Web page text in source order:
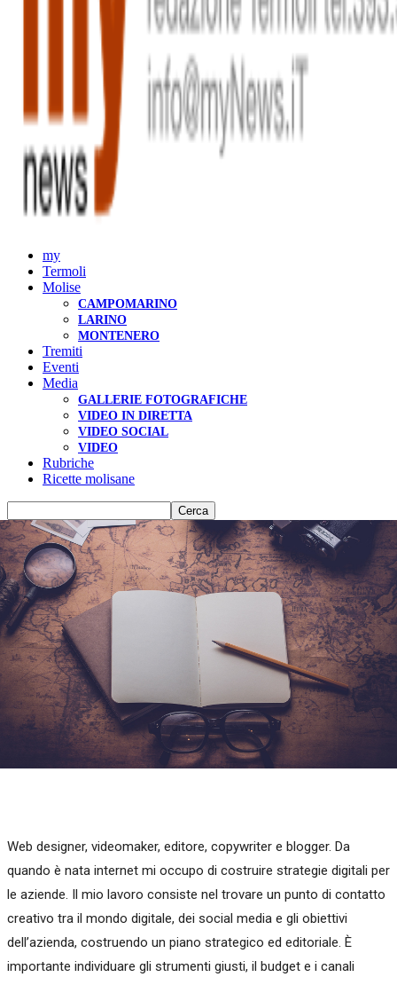
my
Termoli
Molise
CAMPOMARINO
LARINO
MONTENERO
Tremiti
Eventi
Media
GALLERIE FOTOGRAFICHE
VIDEO IN DIRETTA
VIDEO SOCIAL
VIDEO
Rubriche
Ricette molisane
Web designer, videomaker, editore, copywriter e blogger. Da
quando è nata internet mi occupo di costruire strategie digitali per
le aziende. Il mio lavoro consiste nel trovare un punto di contatto
creativo tra il mondo digitale, dei social media e gli obiettivi
dell’azienda, costruendo un piano strategico ed editoriale. È
importante individuare gli strumenti giusti, il budget e i canali